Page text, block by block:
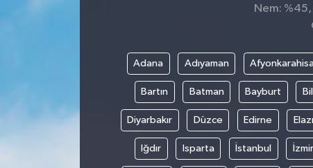
Nem: %45,
Adana Adıyaman
Bartın Batman Bayburt
Diyarbakır Düzce Edirne
Iğdır Isparta İstanbul İzmir